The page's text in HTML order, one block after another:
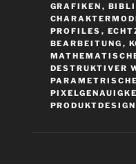
GRAFIKEN ,
PROFILES ,
BEARBEITUNG ,
DESTRUKTIVER
PRODUKTDESIGN